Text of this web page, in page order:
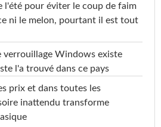
l'été pour éviter le coup de faim
ni le melon, pourtant il est tout
verrouillage Windows existe
l'a trouvé dans ce pays
prix et dans toutes les
inattendu transforme